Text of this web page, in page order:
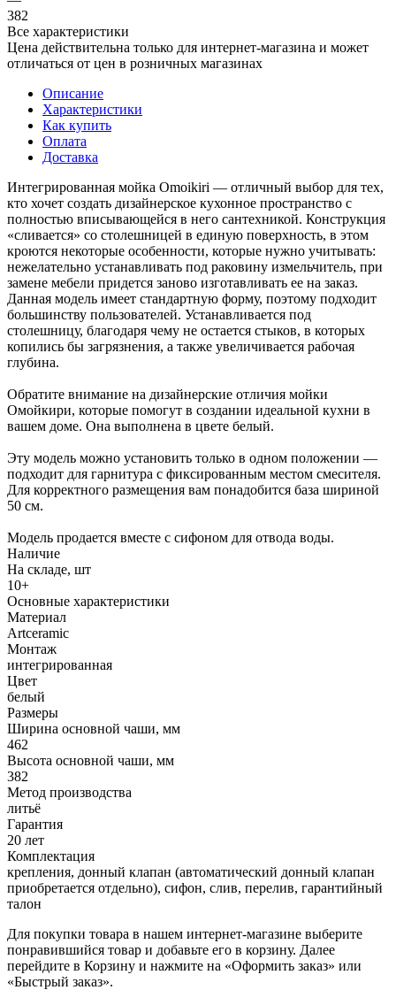
382
Все характеристики
Цена действительна только для интернет-магазина и может
отличаться от цен в розничных магазинах
Описание
Характеристики
Как купить
Оплата
Доставка
Интегрированная мойка Omoikiri — отличный выбор для тех,
кто хочет создать дизайнерское кухонное пространство с
полностью вписывающейся в него сантехникой. Конструкция
«‎сливается» со столешницей в единую поверхность, в этом
кроются некоторые особенности, которые нужно учитывать:
нежелательно устанавливать под раковину измельчитель, при
замене мебели придется заново изготавливать ее на заказ.
Данная модель имеет стандартную форму, поэтому подходит
большинству пользователей. Устанавливается под
столешницу, благодаря чему не остается стыков, в которых
копились бы загрязнения, а также увеличивается рабочая
глубина.
Обратите внимание на дизайнерские отличия мойки
Омойкири, которые помогут в создании идеальной кухни в
вашем доме. Она выполнена в цвете белый.
Эту модель можно установить только в одном положении —
подходит для гарнитура с фиксированным местом смесителя.
Для корректного размещения вам понадобится база шириной
50 см.
Модель продается вместе с сифоном для отвода воды.
Наличие
На складе, шт
10+
Основные характеристики
Материал
Artceramic
Монтаж
интегрированная
Цвет
белый
Размеры
Ширина основной чаши, мм
462
Высота основной чаши, мм
382
Метод производства
литьё
Гарантия
20 лет
Комплектация
крепления, донный клапан (автоматический донный клапан
приобретается отдельно), сифон, слив, перелив, гарантийный
талон
Для покупки товара в нашем интернет-магазине выберите
понравившийся товар и добавьте его в корзину. Далее
перейдите в Корзину и нажмите на «Оформить заказ» или
«Быстрый заказ».